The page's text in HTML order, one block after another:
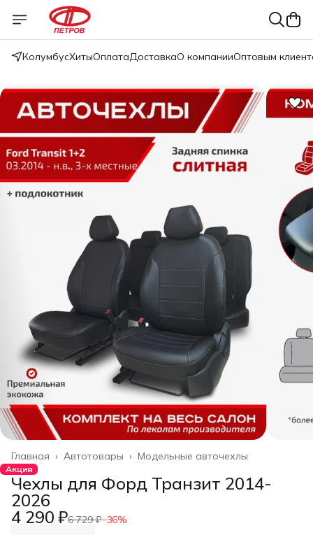
КолумбусХитыОплатаДоставкаО компанииОптовым
Модельные авточехлы
Автотовары ›
Главная ›
Акция
Чехлы для Форд Транзит 2014-
2026
4 290 ₽6 729 ₽−36%